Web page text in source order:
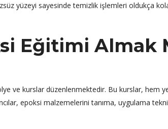
yüzeyi sayesinde temizlik işlemleri oldukça
Eğitimi Almak
ve kurslar düzenlenmektedir. Bu kurslar, hem
epoksi malzemelerini tanıma, uygulama